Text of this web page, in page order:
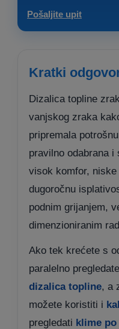
Pošaljite upit
Kratki
Dizalica topline
vanjskog zraka
pripremala
pravilno odabrana i
visok komfor,
dugoročnu
podnim grijanjem,
dimenzioniranim
Ako tek krećete s
paralelno
dizalica topline, a
možete koristiti i
pregledati klime po